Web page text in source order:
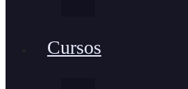
Cursos